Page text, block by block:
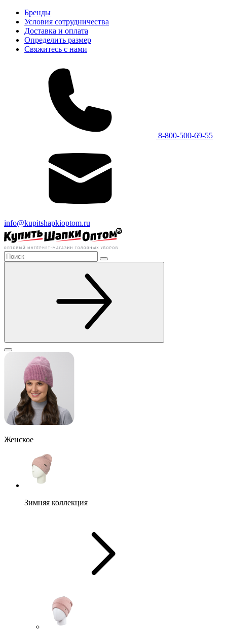
Бренды
Условия сотрудничества
Доставка и оплата
Определить размер
Свяжитесь с нами
8-800-500-69-55
info@kupitshapkioptom.ru
Женское
Зимняя коллекция